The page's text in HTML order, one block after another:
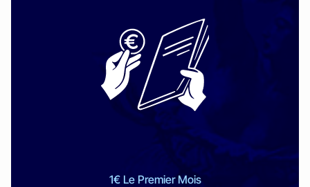
1€ Le Premier Mois